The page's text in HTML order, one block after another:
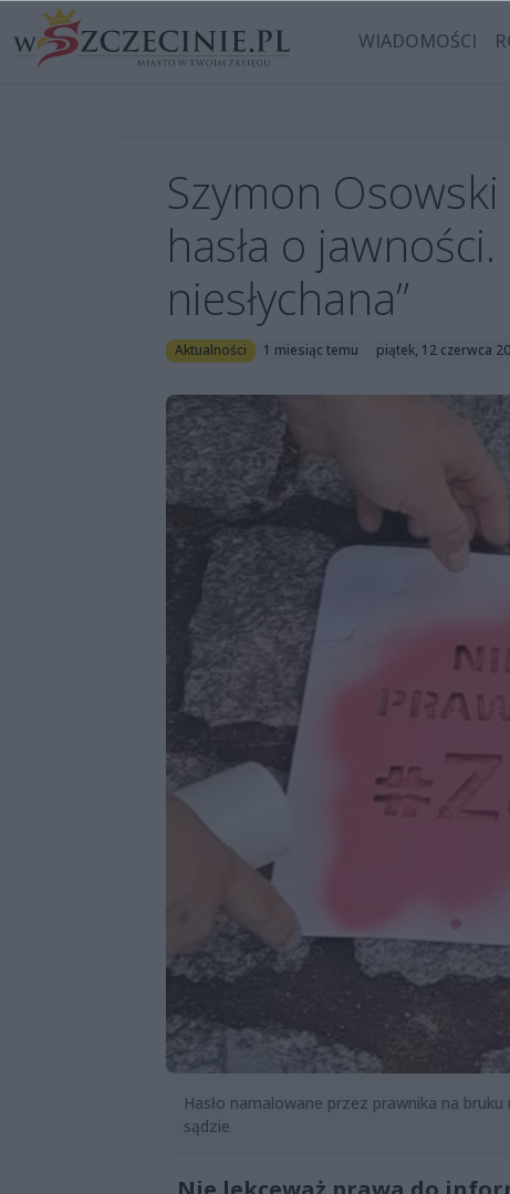
WIADOMOŚCI
Szymon
hasła o
niesłychana”
Aktualności 1 miesiąc temu piątek, 12 czerwca
Hasło namalowane przez prawnika na
sądzie